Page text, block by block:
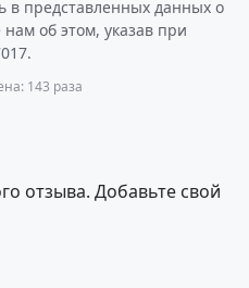
в представленных данных о
об этом, указав при
143 раза
отзыва. Добавьте свой